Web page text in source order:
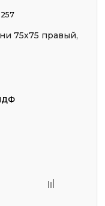
75х75 правый,